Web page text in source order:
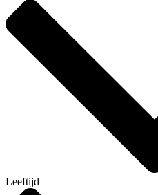
Leeftijd